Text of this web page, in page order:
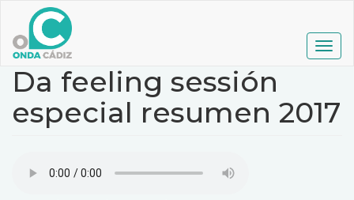
contenido
principal
Da feeling sessión
especial resumen 2017